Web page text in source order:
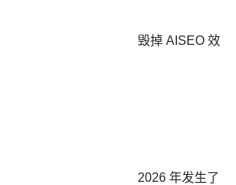
毁掉 AISEO 效
2026 年发生了